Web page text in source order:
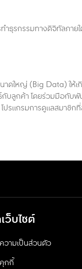
ำธุรกรรมทางดิจิทัลภาย
าดใหญ่ (Big Data) ให้เ
กับลูกค้า โดยร่วมมือกับ
ปรแกรมการดูแลสมาชิก
ว็บไซต์
วามเป็นส่วนตัว
กกี้